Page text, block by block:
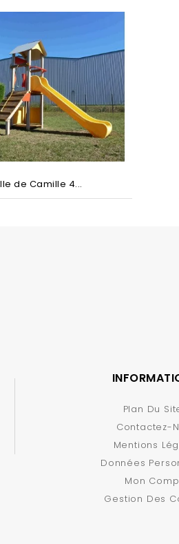
de Camille 4...
Plan Du
Contactez-
Mentions
Données
Mon
Gestion Des